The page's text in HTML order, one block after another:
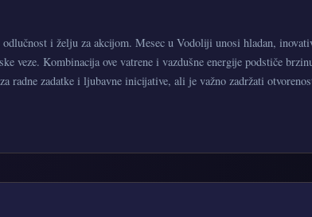
i želju za akcijom. Mesec u Vodoliji unosi hladan,
veze. Kombinacija ove vatrene i vazdušne energije podstiče
radne zadatke i ljubavne inicijative, ali je važno zadržati